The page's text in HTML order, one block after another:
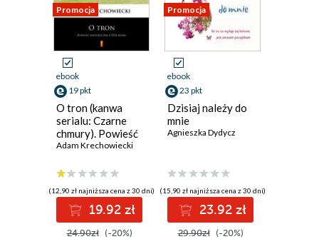
Promocja
ebook
19 pkt
O tron (kanwa
serialu: Czarne
chmury). Powieść
historyczna z XVII
Adam Krechowiecki
(12,90 zł najniższa cena z 30 dni)
19.92 zł
24.90zł (-20%)
Promocja
ebook
23 pkt
Dzisiaj należy do
mnie
Agnieszka Dydycz
(15,90 zł najniższa cena z 30 dni)
23.92 zł
29.90zł (-20%)